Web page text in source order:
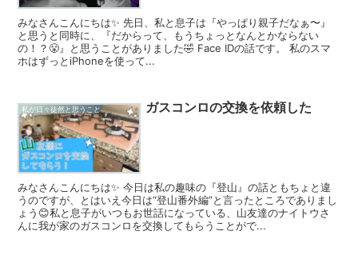
みなさんこんにちは✨ 先日、私と息子は『やっぱり親子だなぁ〜』
と思うと同時に、『だからって、もうちょっとなんとかならない
の！？😤』と思うことがありました🤣 Face IDの話です。 私のスマ
ホはずっとiPhoneを使って...
私が日々徒然と思うこと ガスコンロの交換を依頼した
みなさんこんにちは✨ 今日は私の趣味の『登山』の話ともちょと違
うのですが、とはいえ今日は“登山番外編”と言ったところでありまし
ょう😊私と息子がいつもお世話になっている、山友達のナイトウさ
んに我が家のガスコンロを交換してもらうことがで...